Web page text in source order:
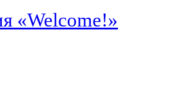
«Welcome!»